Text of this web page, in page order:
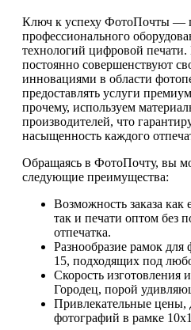
Ключ к успеху ФотоПочты —
профессионального
технологий цифровой
постоянно совершенствуют
инновациями в области
предоставлять услуги
прочему, используем
производителей, что
насыщенность каждого
Обращаясь в ФотоПочту, вы
следующие преимущества:
Возможность заказа
так и печати оптом без
отпечатка.
Разнообразие рамок
15, подходящих под
Скорость изготовления
Городец, порой
Привлекательные цены,
фотографий в рамке